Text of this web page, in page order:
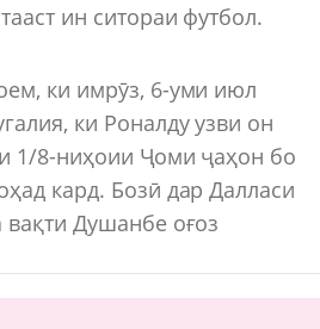
ин ситораи футбол.
ки имрӯз, 6-уми июл
ки Роналду узви он
1/8-ниҳоии Ҷоми ҷаҳон бо
кард. Бозӣ дар Далласи
Душанбе оғоз